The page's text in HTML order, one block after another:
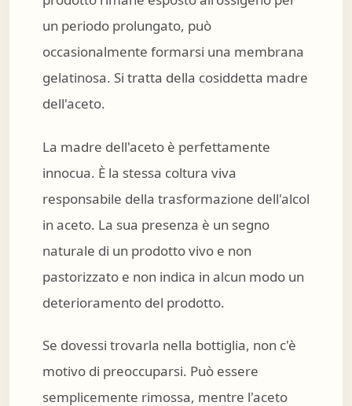
un periodo prolungato, può
occasionalmente formarsi una membrana
gelatinosa. Si tratta della cosiddetta madre
dell'aceto.
La madre dell'aceto è perfettamente
innocua. È la stessa coltura viva
responsabile della trasformazione dell'alcol
in aceto. La sua presenza è un segno
naturale di un prodotto vivo e non
pastorizzato e non indica in alcun modo un
deterioramento del prodotto.
Se dovessi trovarla nella bottiglia, non c'è
motivo di preoccuparsi. Può essere
semplicemente rimossa, mentre l'aceto